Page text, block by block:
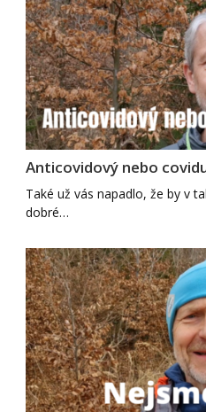
Anticovidový nebo
Také už vás napadlo, že by v
dobré…